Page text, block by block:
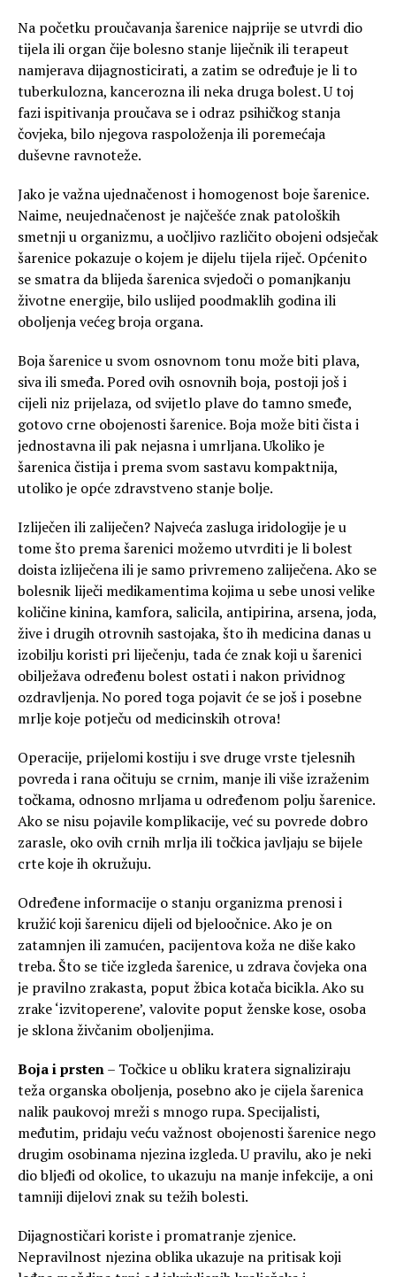
Na početku proučavanja šarenice najprije se utvrdi dio
tijela ili organ čije bolesno stanje liječnik ili terapeut
namjerava dijagnosticirati, a zatim se određuje je li to
tuberkulozna, kancerozna ili neka druga bolest. U toj
fazi ispitivanja proučava se i odraz psihičkog stanja
čovjeka, bilo njegova raspoloženja ili poremećaja
duševne ravnoteže.
Jako je važna ujednačenost i homogenost boje šarenice.
Naime, neujednačenost je najčešće znak patoloških
smetnji u organizmu, a uočljivo različito obojeni odsječak
šarenice pokazuje o kojem je dijelu tijela riječ. Općenito
se smatra da blijeda šarenica svjedoči o pomanjkanju
životne energije, bilo uslijed poodmaklih godina ili
oboljenja većeg broja organa.
Boja šarenice u svom osnovnom tonu može biti plava,
siva ili smeđa. Pored ovih osnovnih boja, postoji još i
cijeli niz prijelaza, od svijetlo plave do tamno smeđe,
gotovo crne obojenosti šarenice. Boja može biti čista i
jednostavna ili pak nejasna i umrljana. Ukoliko je
šarenica čistija i prema svom sastavu kompaktnija,
utoliko je opće zdravstveno stanje bolje.
Izliječen ili zaliječen? Najveća zasluga iridologije je u
tome što prema šarenici možemo utvrditi je li bolest
doista izliječena ili je samo privremeno zaliječena. Ako se
bolesnik liječi medikamentima kojima u sebe unosi velike
količine kinina, kamfora, salicila, antipirina, arsena, joda,
žive i drugih otrovnih sastojaka, što ih medicina danas u
izobilju koristi pri liječenju, tada će znak koji u šarenici
obilježava određenu bolest ostati i nakon prividnog
ozdravljenja. No pored toga pojavit će se još i posebne
mrlje koje potječu od medicinskih otrova!
Operacije, prijelomi kostiju i sve druge vrste tjelesnih
povreda i rana očituju se crnim, manje ili više izraženim
točkama, odnosno mrljama u određenom polju šarenice.
Ako se nisu pojavile komplikacije, već su povrede dobro
zarasle, oko ovih crnih mrlja ili točkica javljaju se bijele
crte koje ih okružuju.
Određene informacije o stanju organizma prenosi i
kružić koji šarenicu dijeli od bjeloočnice. Ako je on
zatamnjen ili zamućen, pacijentova koža ne diše kako
treba. Što se tiče izgleda šarenice, u zdrava čovjeka ona
je pravilno zrakasta, poput žbica kotača bicikla. Ako su
zrake ‘izvitoperene’, valovite poput ženske kose, osoba
je sklona živčanim oboljenjima.
Boja i prsten– Točkice u obliku kratera signaliziraju
teža organska oboljenja, posebno ako je cijela šarenica
nalik paukovoj mreži s mnogo rupa. Specijalisti,
međutim, pridaju veću važnost obojenosti šarenice nego
drugim osobinama njezina izgleda. U pravilu, ako je neki
dio bljeđi od okolice, to ukazuju na manje infekcije, a oni
tamniji dijelovi znak su težih bolesti.
Dijagnostičari koriste i promatranje zjenice.
Nepravilnost njezina oblika ukazuje na pritisak koji